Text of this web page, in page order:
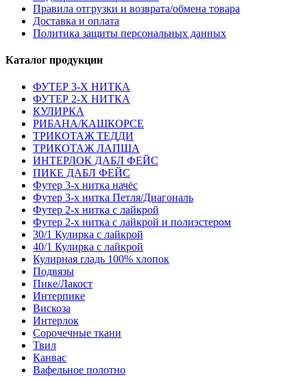
Правила отгрузки и возврата/обмена товара
Доставка и оплата
Политика защиты персональных данных
Каталог продукции
ФУТЕР 3-Х НИТКА
ФУТЕР 2-Х НИТКА
КУЛИРКА
РИБАНА/КАШКОРСЕ
ТРИКОТАЖ ТЕДДИ
ТРИКОТАЖ ЛАПША
ИНТЕРЛОК ДАБЛ ФЕЙС
ПИКЕ ДАБЛ ФЕЙС
Футер 3-х нитка начёс
Футер 3-х нитка Петля/Диагональ
Футер 2-х нитка с лайкрой
Футер 2-х нитка с лайкрой и полиэстером
30/1 Кулирка с лайкрой
40/1 Кулирка с лайкрой
Кулирная гладь 100% хлопок
Подвязы
Пике/Лакост
Интерпике
Вискоза
Интерлок
Сорочечные ткани
Твил
Канвас
Вафельное полотно